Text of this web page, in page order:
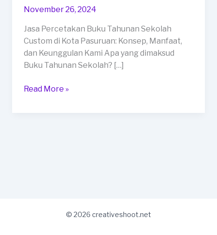
November 26, 2024
Jasa Percetakan Buku Tahunan Sekolah
Custom di Kota Pasuruan: Konsep, Manfaat,
dan Keunggulan Kami Apa yang dimaksud
Buku Tahunan Sekolah? […]
Sekolah
di
Kota
Pasuruan
Read More »
© 2026 creativeshoot.net